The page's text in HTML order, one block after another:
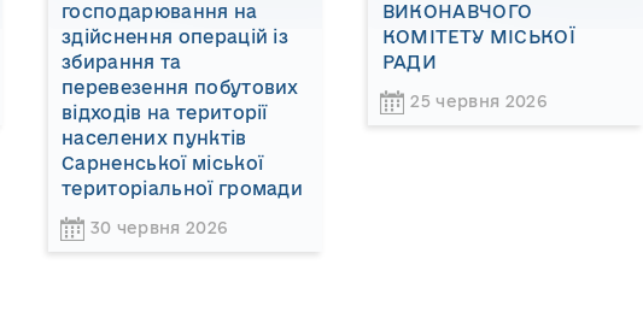
господарювання на
здійснення операцій із
збирання та
перевезення побутових
відходів на території
населених пунктів
Сарненської міської
територіальної громади
30 червня 2026
ВИКОНАВЧОГО
КОМІТЕТУ МІСЬКОЇ
РАДИ
25 червня 2026